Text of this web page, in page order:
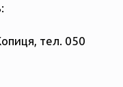
тел. 050